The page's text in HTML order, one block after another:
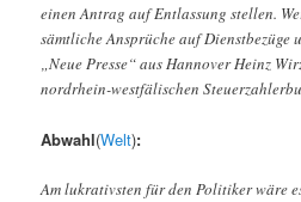
einen Antrag auf Entlassung stellen.
sämtliche Ansprüche auf Dienstbezüge
„Neue Presse“ aus Hannover Heinz
nordrhein-westfälischen
Abwahl(Welt):
Am lukrativsten für den Politiker wäre